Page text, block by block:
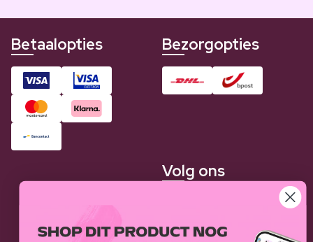
Betaalopties Bezorgopties
Volg ons